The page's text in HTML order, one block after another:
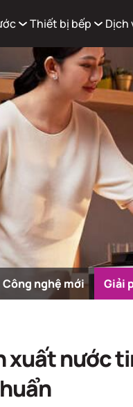
Thiết bị bếp Dịch
Công nghệ mới Giải
xuất nước